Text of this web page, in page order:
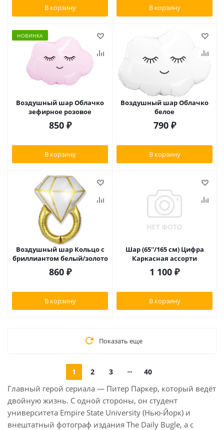
В корзину В корзину
НОВИНКА
Воздушный шар Облачко
зефирное розовое
850₽
В корзину
Воздушный шар Облачко
белое
790₽
В корзину
Воздушный шар Кольцо с
бриллиантом белый/золото
860₽
В корзину
Шар (65''/165 см) Цифра
Каркасная ассорти
1 100 ₽
В корзину
Показать еще
1 2 3 40
Главный герой сериала — Питер Паркер, который ведёт
двойную жизнь. С одной стороны, он студент
университета Empire State University (Нью-Йорк) и
внештатный фотограф издания The Daily Bugle, а с